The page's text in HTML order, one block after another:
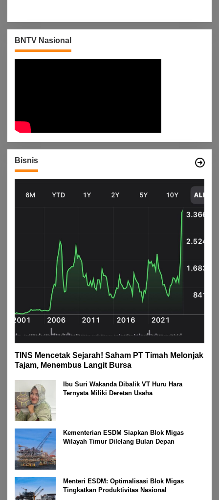
2026 M
BNTV Nasional
Bisnis
TINS Mencetak Sejarah! Saham PT Timah Melonjak
Tajam, Menembus Langit Bursa
Ibu Suri Wakanda Dibalik VT Huru Hara
Ternyata Miliki Deretan Usaha
Kementerian ESDM Siapkan Blok Migas
Wilayah Timur Dilelang Bulan Depan
Menteri ESDM: Optimalisasi Blok Migas
Tingkatkan Produktivitas Nasional